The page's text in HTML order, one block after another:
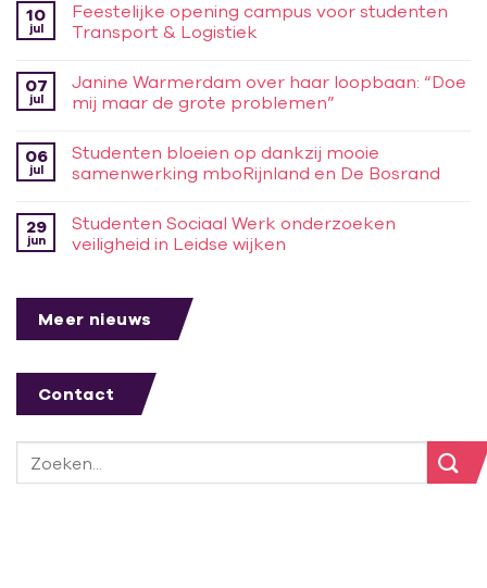
10
jul
Feestelijke opening campus voor studenten
Transport & Logistiek
07
jul
Janine Warmerdam over haar loopbaan: “Doe
mij maar de grote problemen”
06
jul
Studenten bloeien op dankzij mooie
samenwerking mboRijnland en De Bosrand
29
jun
Studenten Sociaal Werk onderzoeken
veiligheid in Leidse wijken
Meer nieuws
Contact